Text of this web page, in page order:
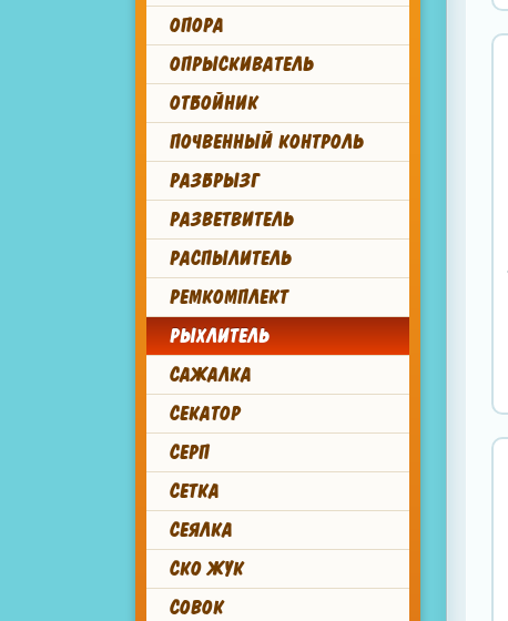
ОПОРА
ОПРЫСКИВАТЕЛЬ
ОТБОЙНИК
ПОЧВЕННЫЙ КОНТРОЛЬ
РАЗБРЫЗГ
РАЗВЕТВИТЕЛЬ
РАСПЫЛИТЕЛЬ
РЕМКОМПЛЕКТ
РЫХЛИТЕЛЬ
САЖАЛКА
СЕКАТОР
СЕРП
СЕТКА
СЕЯЛКА
СКО ЖУК
СОВОК